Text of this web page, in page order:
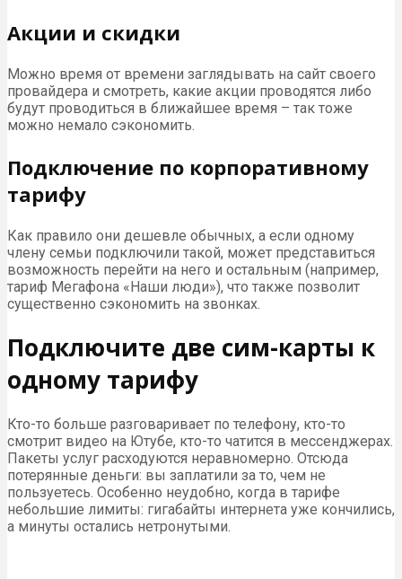
Акции и скидки
Можно время от времени заглядывать на сайт своего
провайдера и смотреть, какие акции проводятся либо
будут проводиться в ближайшее время – так тоже
можно немало сэкономить.
Подключение по корпоративному
тарифу
Как правило они дешевле обычных, а если одному
члену семьи подключили такой, может представиться
возможность перейти на него и остальным (например,
тариф Мегафона «Наши люди»), что также позволит
существенно сэкономить на звонках.
Подключите две сим-карты к
одному тарифу
Кто-то больше разговаривает по телефону, кто-то
смотрит видео на Ютубе, кто-то чатится в мессенджерах.
Пакеты услуг расходуются неравномерно. Отсюда
потерянные деньги: вы заплатили за то, чем не
пользуетесь. Особенно неудобно, когда в тарифе
небольшие лимиты: гигабайты интернета уже кончились,
а минуты остались нетронутыми.